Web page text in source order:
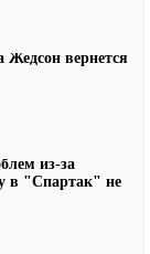
Жедсон вернется
из-за
в "Спартак" не